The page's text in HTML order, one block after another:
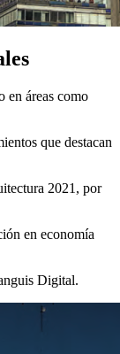
en áreas como
que destacan
2021, por
en economía
Digital.